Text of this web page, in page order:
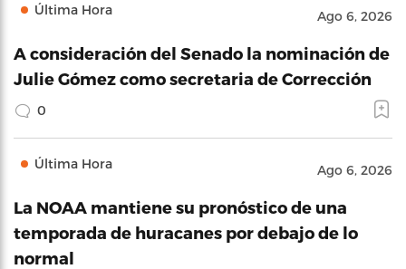
Última Hora Ago 6, 2026
A consideración del Senado la nominación de
Julie Gómez como secretaria de Corrección
0
Última Hora Ago 6, 2026
La NOAA mantiene su pronóstico de una
temporada de huracanes por debajo de lo
normal